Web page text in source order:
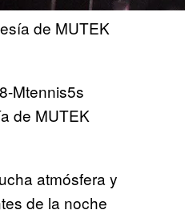
de MUTEK
de MUTEK
atmósfera y
de la noche